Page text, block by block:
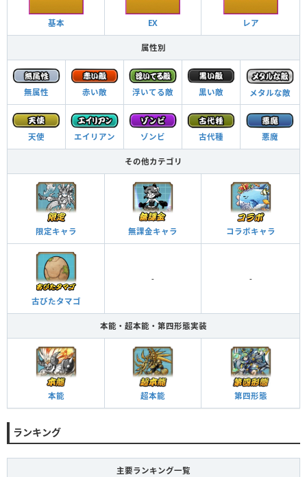
基本 EX レア
属性別
無属性 赤い敵 浮いてる敵 黒い敵 メタルな敵
天使 エイリアン ゾンビ 古代種 悪魔
その他カテゴリ
限定キャラ 無課金キャラ コラボキャラ
古びたタマゴ
- -
本能・超本能・第四形態実装
本能 超本能 第四形態
ランキング
主要ランキング一覧